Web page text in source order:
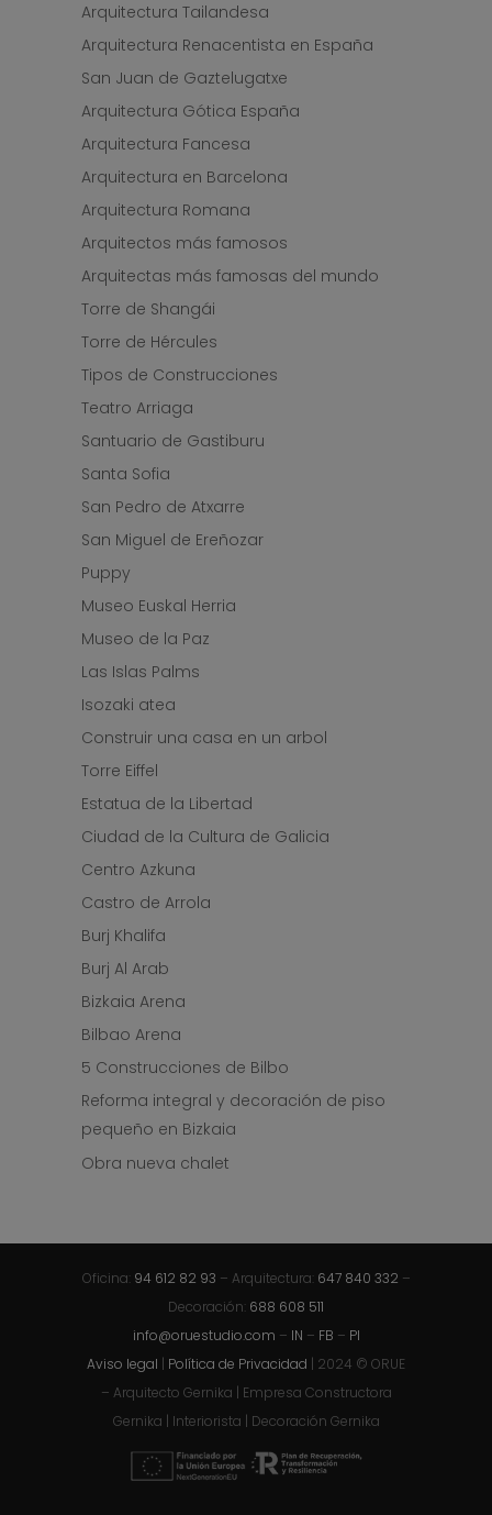
Arquitectura Tailandesa
Arquitectura Renacentista en España
San Juan de Gaztelugatxe
Arquitectura Gótica España
Arquitectura Fancesa
Arquitectura en Barcelona
Arquitectura Romana
Arquitectos más famosos
Arquitectas más famosas del mundo
Torre de Shangái
Torre de Hércules
Tipos de Construcciones
Teatro Arriaga
Santuario de Gastiburu
Santa Sofia
San Pedro de Atxarre
San Miguel de Ereñozar
Puppy
Museo Euskal Herria
Museo de la Paz
Las Islas Palms
Isozaki atea
Construir una casa en un arbol
Torre Eiffel
Estatua de la Libertad
Ciudad de la Cultura de Galicia
Centro Azkuna
Castro de Arrola
Burj Khalifa
Burj Al Arab
Bizkaia Arena
Bilbao Arena
5 Construcciones de Bilbo
Reforma integral y decoración de piso
pequeño en Bizkaia
Obra nueva chalet
Oficina: 94 612 82 93 – Arquitectura: 647 840 332 –
Decoración: 688 608 511
info@oruestudio.com – IN – FB – PI
Aviso legal | Política de Privacidad | 2024 © ORUE
– Arquitecto Gernika | Empresa Constructora
Gernika | Interiorista | Decoración Gernika